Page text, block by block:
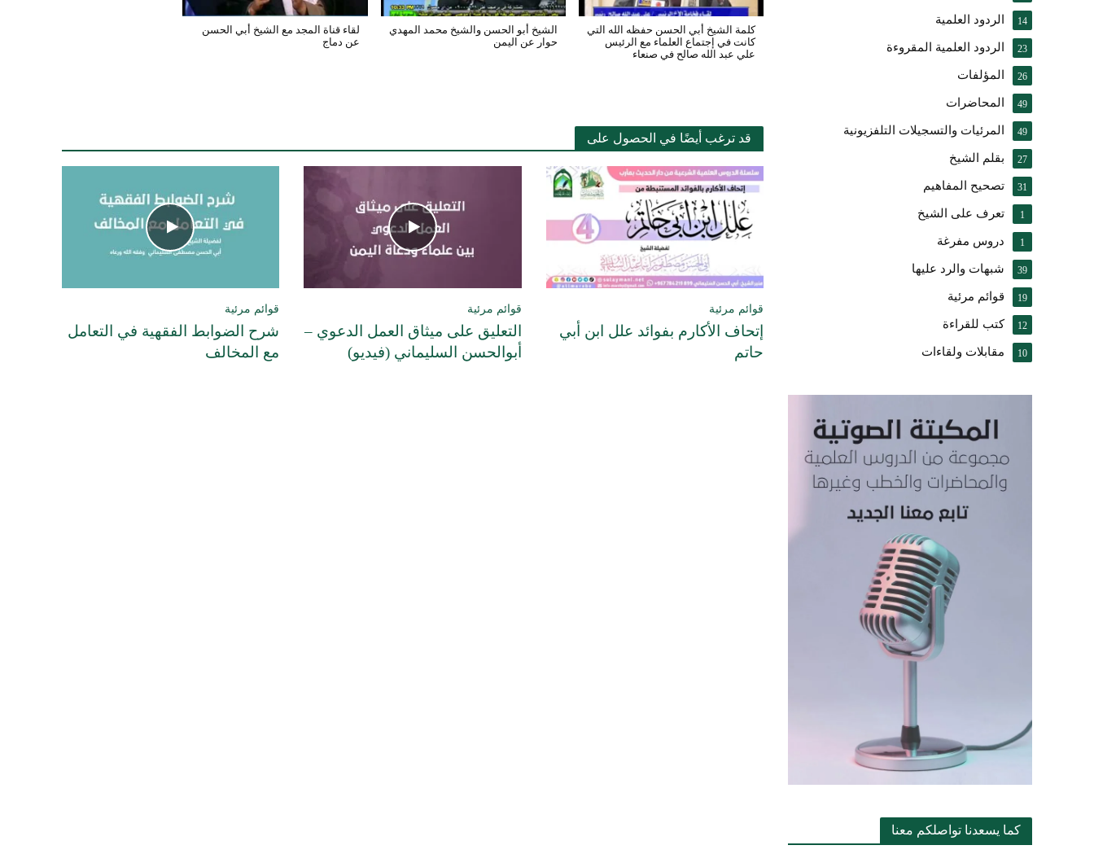
لقاء قناة المجد مع الشيخ أبي الحسن
عن دماج
الشيخ أبو الحسن والشيخ محمد المهدي
حوار عن اليمن
كلمة الشيخ أبي الحسن حفظه الله التي
كانت في إجتماع العلماء مع الرئيس
علي عبد الله صالح في صنعاء
قد ترغب أيضًا في الحصول على
قوائم مرئية
إتحاف الأكارم بفوائد علل ابن أبي
حاتم
قوائم مرئية
التعليق على ميثاق العمل الدعوي –
أبوالحسن السليماني (فيديو)
قوائم مرئية
شرح الضوابط الفقهية في التعامل
مع المخالف
الردود العلمية 14
الردود العلمية المقروءة 23
المؤلفات 26
المحاضرات 49
المرئيات والتسجيلات التلفزيونية 49
بقلم الشيخ 27
تصحيح المفاهيم 31
تعرف على الشيخ 1
دروس مفرغة 1
شبهات والرد عليها 39
قوائم مرئية 19
كتب للقراءة 12
مقابلات ولقاءات 10
كما يسعدنا تواصلكم معنا